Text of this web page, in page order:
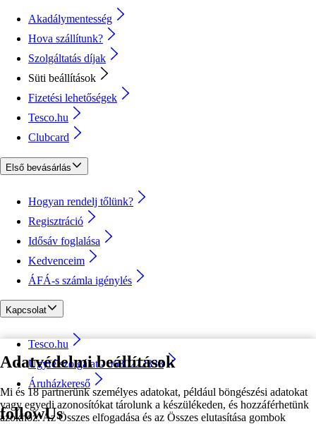
Adatvédelmi beállítások
Mi és 18 partnerünk személyes adatokat, például böngészési adatokat
vagy egyedi azonosítókat tárolunk a készülékeden, és hozzáférhetünk
azokhoz. Az Összes elfogadása és az Összes elutasítása gombok
Akadálymentesség
Hova szállítunk?
Szolgáltatás díjak
Süti beállítások
Fizetési lehetőségek
Tesco.hu
Clubcard
Első bevásárlás
Hogyan rendelj tőlünk?
Regisztráció
Idősáv foglalása
Kedvenceim
ÁFÁ-s számla igénylés
Kapcsolat
Tesco.hu
Ügyfélszolgálat - 0680222333
Áruházkereső
followUs